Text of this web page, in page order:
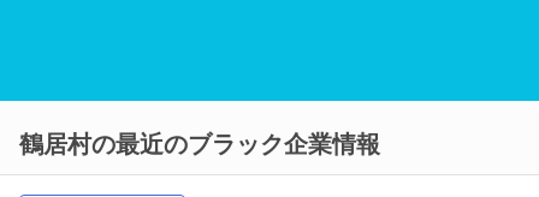
鶴居村の最近のブラック企業情報